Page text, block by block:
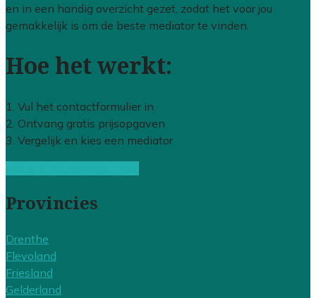
en in een handig overzicht gezet, zodat het voor jou
gemakkelijk is om de beste mediator te vinden.
Hoe het werkt:
1. Vul het contactformulier in
2. Ontvang gratis prijsopgaven
3. Vergelijk en kies een mediator
Provincies
Drenthe
Flevoland
Friesland
Gelderland